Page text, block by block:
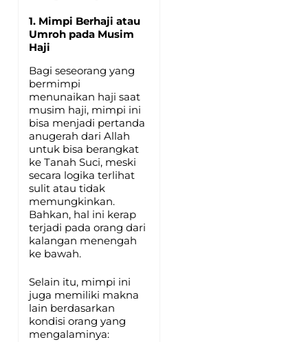
1. Mimpi Berhaji atau
Umroh pada Musim
Haji
Bagi seseorang yang
bermimpi
menunaikan haji saat
musim haji, mimpi ini
bisa menjadi pertanda
anugerah dari Allah
untuk bisa berangkat
ke Tanah Suci, meski
secara logika terlihat
sulit atau tidak
memungkinkan.
Bahkan, hal ini kerap
terjadi pada orang dari
kalangan menengah
ke bawah.
Selain itu, mimpi ini
juga memiliki makna
lain berdasarkan
kondisi orang yang
mengalaminya: